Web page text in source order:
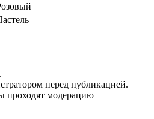
перед публикацией.
проходят модерацию